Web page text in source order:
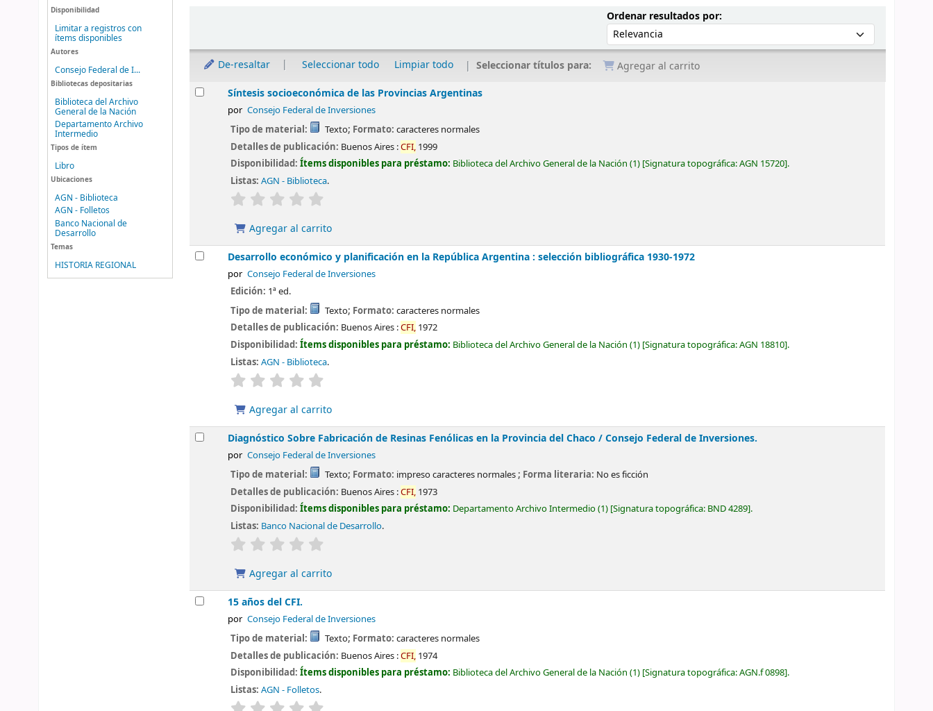
Disponibilidad
Limitar a registros con
ítems disponibles
Autores
Consejo Federal de I...
Bibliotecas depositarias
Biblioteca del Archivo
General de la Nación
Departamento Archivo
Intermedio
Tipos de ítem
Libro
Ubicaciones
AGN - Biblioteca
AGN - Folletos
Banco Nacional de
Desarrollo
Temas
HISTORIA REGIONAL
Ordenar resultados por:Ordenar por:
De-resaltar Seleccionar todo Limpiar todo Seleccionar títulos para:
Agregar al carrito
ResultadosSíntesis socioeconómica de las Provincias Argentinas
por Consejo Federal de Inversiones
Tipo de material: Texto; Formato: caracteres normales
Detalles de publicación: Buenos Aires :CFI, 1999
Disponibilidad:Ítems disponibles para préstamo: Biblioteca del Archivo General de la Nación (1) Signatura topográfica:AGN 15720 .
Listas: AGN - Biblioteca.
valoración
Agregar al carrito
Desarrollo económico y planificación en la República Argentina : selección bibliográfica 1930-1972
por Consejo Federal de Inversiones
Edición: 1ª ed.
Tipo de material:
Texto; Formato: caracteres normales
Detalles de publicación: Buenos Aires :CFI, 1972
Disponibilidad:Ítems disponibles para préstamo: Biblioteca del Archivo General de la Nación (1) Signatura topográfica:AGN 18810 .
Listas: AGN - Biblioteca.
valoración
Agregar al carrito
Diagnóstico Sobre Fabricación de Resinas Fenólicas en la Provincia del Chaco /Consejo Federal de Inversiones.
por Consejo Federal de Inversiones
Tipo de material: Texto; Formato: impreso caracteres normales; Forma literaria: No es ficción
Detalles de publicación: Buenos Aires :CFI, 1973
Disponibilidad:Ítems disponibles para préstamo: Departamento Archivo Intermedio(1) Signatura topográfica: BND 4289 .
Listas: Banco Nacional de Desarrollo.
valoración
Agregar al carrito
15 años del CFI.
por Consejo Federal de Inversiones
Tipo de material: Texto; Formato: caracteres normales
Detalles de publicación: Buenos Aires :CFI, 1974
Disponibilidad:Ítems disponibles para préstamo: Biblioteca del Archivo General de la Nación (1) Signatura topográfica:AGN.f 0898 .
Listas: AGN - Folletos.
valoración